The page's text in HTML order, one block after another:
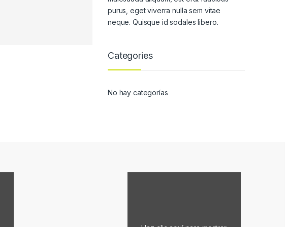
purus, eget viverra nulla sem vitae
neque. Quisque id sodales libero.
Categories
No hay categorías